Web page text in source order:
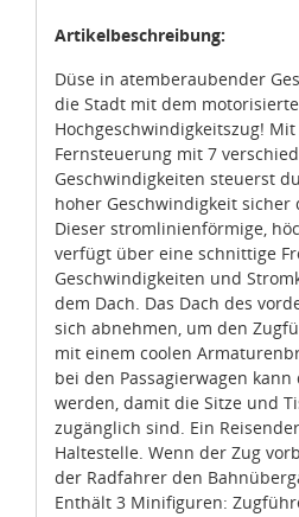
Artikelbeschreibung:
Düse in atemberaubender
die Stadt mit dem
Hochgeschwindigkeitszug!
Fernsteuerung mit 7
Geschwindigkeiten steuerst
hoher Geschwindigkeit sicher
Dieser stromlinienförmige,
verfügt über eine schnittige
Geschwindigkeiten und
dem Dach. Das Dach des
sich abnehmen, um den
mit einem coolen
bei den Passagierwagen
werden, damit die Sitze und
zugänglich sind. Ein
Haltestelle. Wenn der Zug
der Radfahrer den
Enthält 3 Minifiguren: